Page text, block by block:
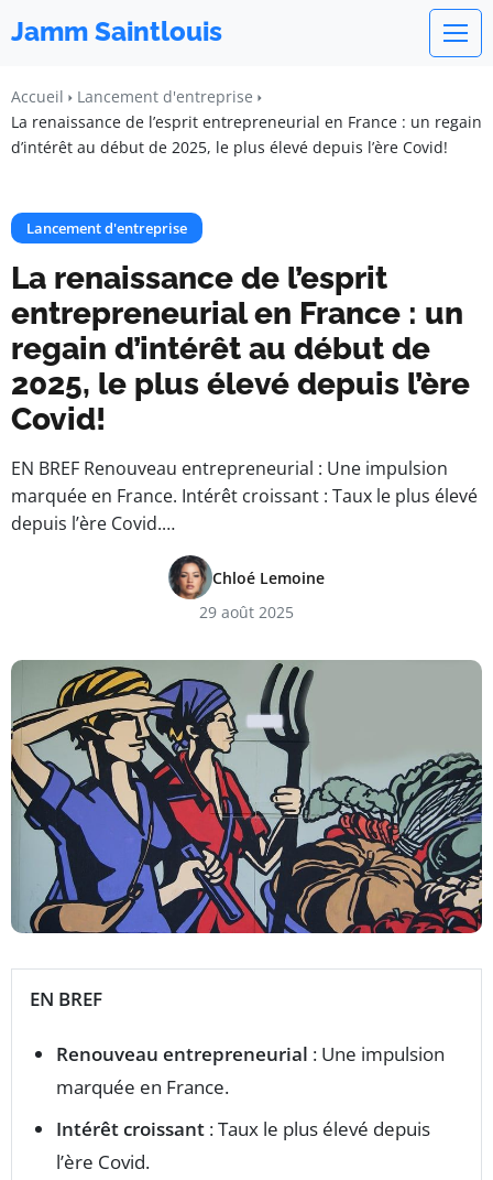
Jamm Saintlouis
Accueil
Lancement d'entreprise
La renaissance de l’esprit entrepreneurial en France : un regain
d’intérêt au début de 2025, le plus élevé depuis l’ère Covid!
Lancement d'entreprise
La renaissance de l’esprit
entrepreneurial en France : un
regain d’intérêt au début de
2025, le plus élevé depuis l’ère
Covid!
EN BREF Renouveau entrepreneurial : Une impulsion
marquée en France. Intérêt croissant : Taux le plus élevé
depuis l’ère Covid.…
Chloé Lemoine
29 août 2025
EN BREF
Renouveau entrepreneurial : Une impulsion
marquée en France.
Intérêt croissant : Taux le plus élevé depuis
l’ère Covid.